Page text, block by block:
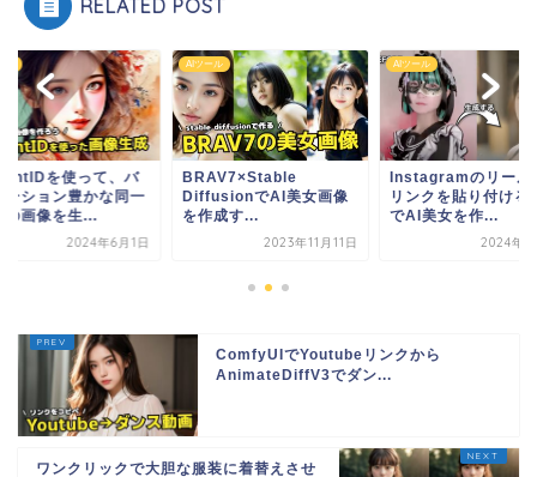
RELATED POST
を使って、バ
ーション豊かな同一
の画像を生...
2024年6月1日
AIツール
BRAV7×Stable
DiffusionでAI美女画像
を作成す...
2023年11月11日
AIツール
Instagramのリール
リンクを貼り付ける
でAI美女を作...
2024年9
ComfyUIでYoutubeリンクから
AnimateDiffV3でダン...
ワンクリックで大胆な服装に着替えさせ